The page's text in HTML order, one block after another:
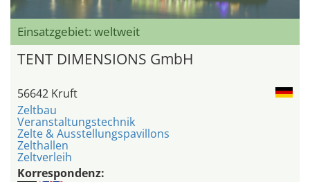
Einsatzgebiet: weltweit
TENT DIMENSIONS GmbH
56642 Kruft
Zeltbau
Veranstaltungstechnik
Zelte & Ausstellungspavillons
Zelthallen
Zeltverleih
Korrespondenz: